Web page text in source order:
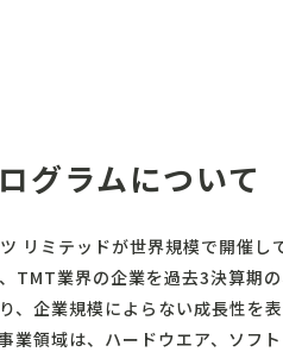
ラムについて
ミテッドが世界規模で開催し
TMT業界の企業を過去3決算期
、企業規模によらない成長性を
業領域は、ハードウエア、ソフ